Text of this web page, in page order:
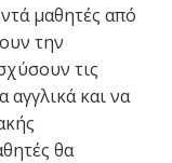
μαθητές από
την
τις
αγγλικά και να
θα